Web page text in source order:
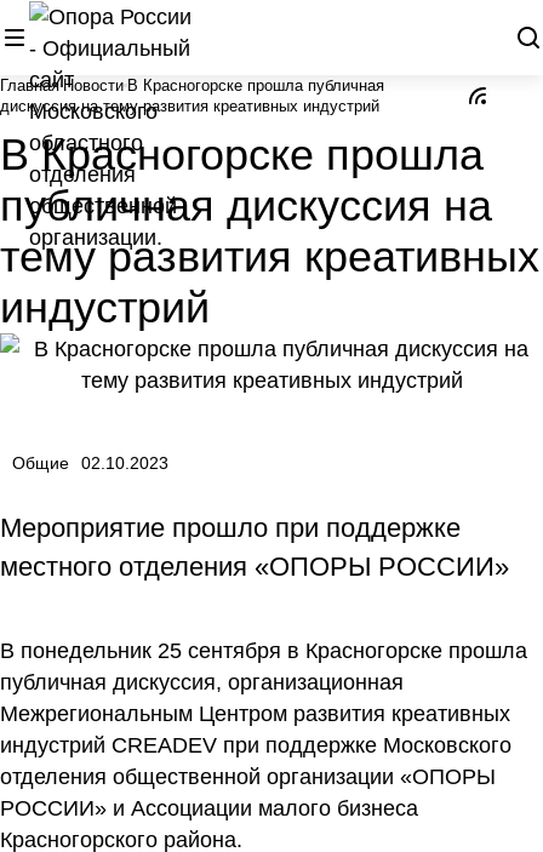
Главная Новости В Красногорске прошла публичная
дискуссия на тему развития креативных индустрий
В Красногорске прошла
публичная дискуссия на
тему развития креативных
индустрий
Общие 02.10.2023
Мероприятие прошло при поддержке
местного отделения «ОПОРЫ РОССИИ»
В понедельник 25 сентября в Красногорске прошла
публичная дискуссия, организационная
Межрегиональным Центром развития креативных
индустрий CREADEV при поддержке Московского
отделения общественной организации «ОПОРЫ
РОССИИ» и Ассоциации малого бизнеса
Красногорского района.